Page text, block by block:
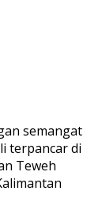
semangat
terpancar di
Teweh